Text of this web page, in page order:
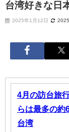
台湾好きな日
2025年1月12日
4月の訪台旅
らは最多の約
台湾